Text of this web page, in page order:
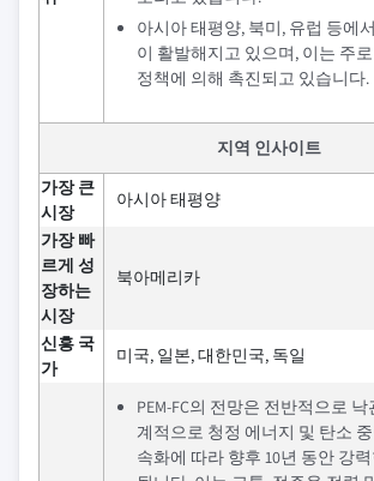
아시아 태평양, 북미, 유럽 등에서
이 활발해지고 있으며, 이는 주
정책에 의해 촉진되고 있습니다.
지역 인사이트
가장 큰
시장
아시아 태평양
가장 빠
르게 성
장하는
시장
북아메리카
신흥 국
가
미국, 일본, 대한민국, 독일
PEM-FC의 전망은 전반적으로
계적으로 청정 에너지 및 탄소
속화에 따라 향후 10년 동안 강